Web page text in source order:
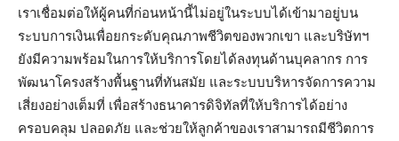
เราเชื่อมต่อให้ผู้คนที่ก่อนหน้านี้ไม่อยู่ในระบบได้เข้ามาอยู่บน
ระบบการเงินเพื่อยกระดับคุณภาพชีวิตของพวกเขา และบริษัทฯ
ยังมีความพร้อมในการให้บริการโดยได้ลงทุนด้านบุคลากร การ
พัฒนาโครงสร้างพื้นฐานที่ทันสมัย และระบบบริหารจัดการความ
เสี่ยงอย่างเต็มที่ เพื่อสร้างธนาคารดิจิทัลที่ให้บริการได้อย่าง
ครอบคลุม ปลอดภัย และช่วยให้ลูกค้าของเราสามารถมีชีวิตการ